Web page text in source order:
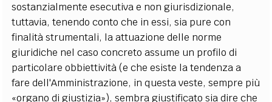
sostanzialmente esecutiva e non giurisdizionale,
tuttavia, tenendo conto che in essi, sia pure con
finalità strumentali, la attuazione delle norme
giuridiche nel caso concreto assume un profilo di
particolare obbiettività (e che esiste la tendenza a
fare dell'Amministrazione, in questa veste, sempre più
«organo di giustizia»), sembra giustificato sia dire che